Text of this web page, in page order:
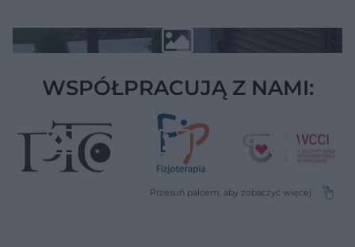
WSPÓŁPRACUJĄ Z NAMI: